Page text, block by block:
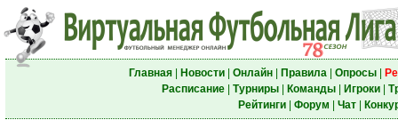
Главная| Новости| Онлайн| Правила| Опросы|
Расписание| Турниры| Команды| Игроки|
Рейтинги| Форум Чат|